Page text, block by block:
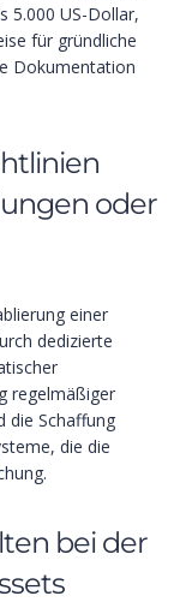
5.000 US-Dollar,
für gründliche
Dokumentation
oder
einer
dedizierte
regelmäßiger
die Schaffung
die die
bei der